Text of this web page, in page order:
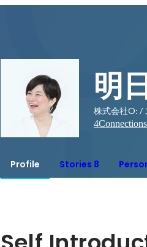
明
株式会社O: /
4Connections
Profile Stories 8